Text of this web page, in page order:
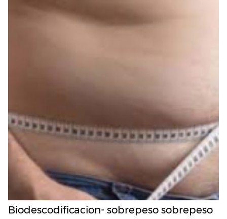
Biodescodificacion- sobrepeso sobrepeso